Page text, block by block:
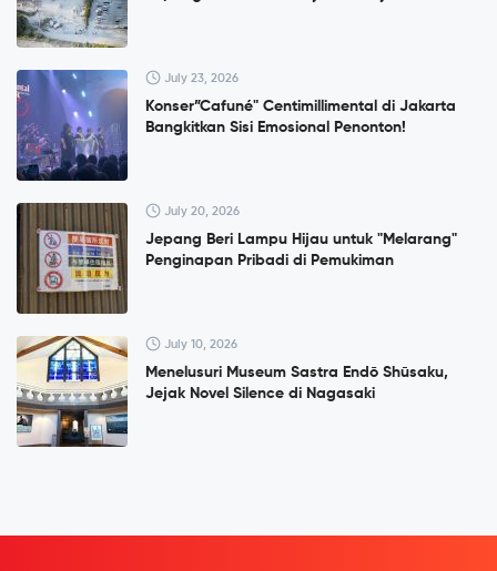
July 23, 2026
Konser”Cafuné" Centimillimental di Jakarta
Bangkitkan Sisi Emosional Penonton!
July 20, 2026
Jepang Beri Lampu Hijau untuk "Melarang"
Penginapan Pribadi di Pemukiman
July 10, 2026
Menelusuri Museum Sastra Endō Shūsaku,
Jejak Novel Silence di Nagasaki